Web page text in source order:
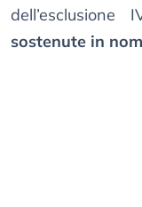
sostenute in